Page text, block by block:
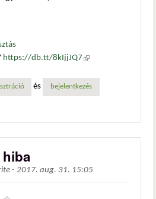
https://db.tt/8kIjjJQ7 (külső
és bejelentkezés
- 2017. aug. 31. 15:05